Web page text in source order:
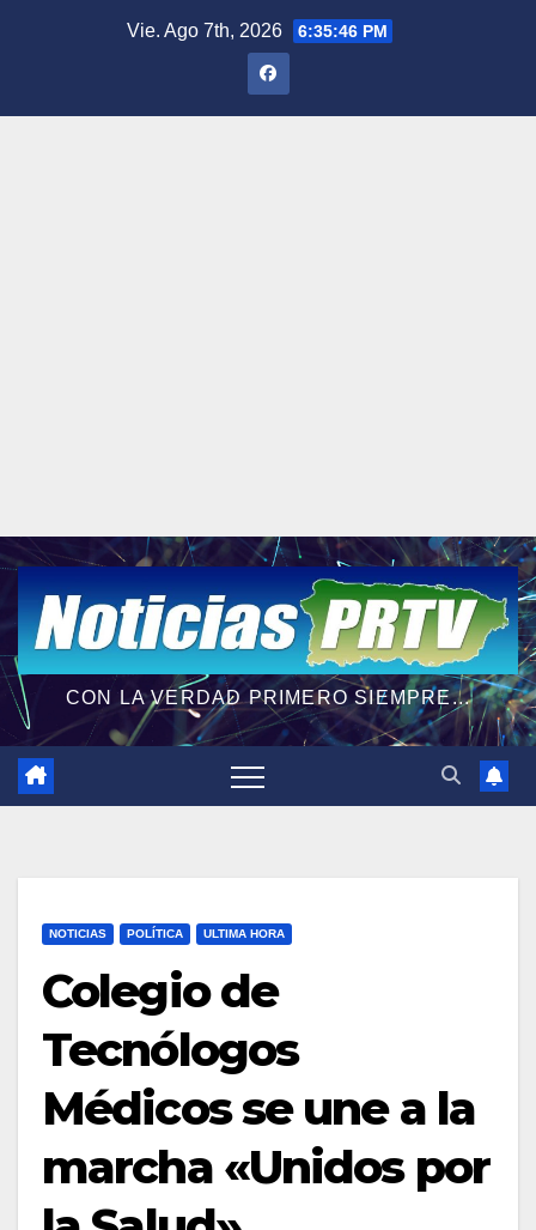
Vie. Ago 7th, 2026 6:35:47 PM
CON LA VERDAD PRIMERO SIEMPRE...
NOTICIAS POLÍTICA ULTIMA HORA
Colegio de
Tecnólogos
Médicos se une a la
marcha «Unidos por